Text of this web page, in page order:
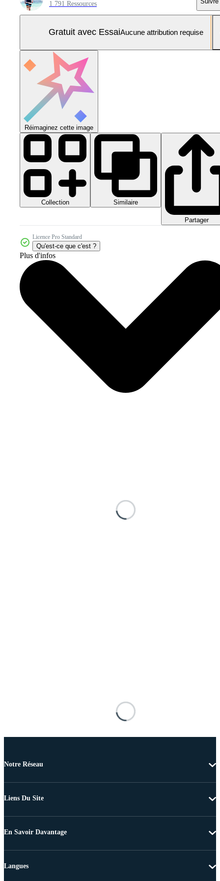
1 791 Ressources
Gratuit avec EssaiAucune attribution requise
Réimaginez cette image
Collection Similaire
Partager
Licence Pro Standard
Qu'est-ce que c'est ?
Plus d'infos
Notre Réseau
Liens Du Site
En Savoir Davantage
Langues